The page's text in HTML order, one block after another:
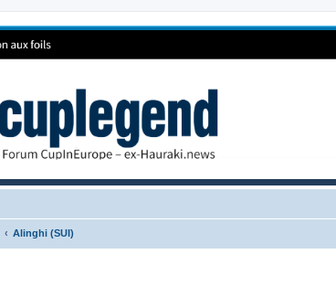
Alinghi (SUI)